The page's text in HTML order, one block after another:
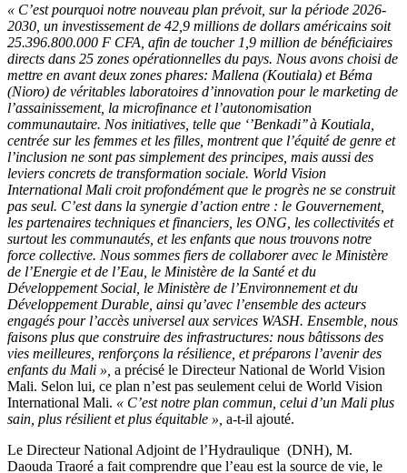
« C’est pourquoi notre nouveau plan prévoit, sur la période 2026-
2030, un investissement de 42,9 millions de dollars américains soit
25.396.800.000 F CFA, afin de toucher 1,9 million de bénéficiaires
directs dans 25 zones opérationnelles du pays. Nous avons choisi de
mettre en avant deux zones phares: Mallena (Koutiala) et Béma
(Nioro) de véritables laboratoires d’innovation pour le marketing de
l’assainissement, la microfinance et l’autonomisation
communautaire. Nos initiatives, telle que ‘’Benkadi’’ à Koutiala,
centrée sur les femmes et les filles, montrent que l’équité de genre et
l’inclusion ne sont pas simplement des principes, mais aussi des
leviers concrets de transformation sociale. World Vision
International Mali croit profondément que le progrès ne se construit
pas seul. C’est dans la synergie d’action entre : le Gouvernement,
les partenaires techniques et financiers, les ONG, les collectivités et
surtout les communautés, et les enfants que nous trouvons notre
force collective. Nous sommes fiers de collaborer avec le Ministère
de l’Energie et de l’Eau, le Ministère de la Santé et du
Développement Social, le Ministère de l’Environnement et du
Développement Durable, ainsi qu’avec l’ensemble des acteurs
engagés pour l’accès universel aux services WASH. Ensemble, nous
faisons plus que construire des infrastructures: nous bâtissons des
vies meilleures, renforçons la résilience, et préparons l’avenir des
enfants du Mali », a précisé le Directeur National de World Vision
Mali. Selon lui, ce plan n’est pas seulement celui de World Vision
International Mali. « C’est notre plan commun, celui d’un Mali plus
sain, plus résilient et plus équitable », a-t-il ajouté.
Le Directeur National Adjoint de l’Hydraulique (DNH), M.
Daouda Traoré a fait comprendre que l’eau est la source de vie, le